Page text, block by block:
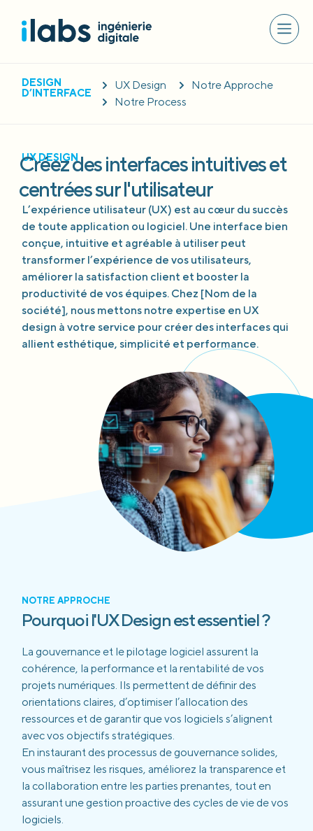
DESIGN
D’INTERFACE
UX Design
Notre Approche
Notre Process
UX DESIGN
Créez des interfaces intuitives et
centrées sur l'utilisateur
L’expérience utilisateur (UX) est au cœur du succès
de toute application ou logiciel. Une interface bien
conçue, intuitive et agréable à utiliser peut
transformer l’expérience de vos utilisateurs,
améliorer la satisfaction client et booster la
productivité de vos équipes. Chez [Nom de la
société], nous mettons notre expertise en UX
design à votre service pour créer des interfaces qui
allient esthétique, simplicité et performance.
NOTRE APPROCHE
Pourquoi l'UX Design est essentiel ?
La gouvernance et le pilotage logiciel assurent la
cohérence, la performance et la rentabilité de vos
projets numériques. Ils permettent de définir des
orientations claires, d’optimiser l’allocation des
ressources et de garantir que vos logiciels s’alignent
avec vos objectifs stratégiques.
En instaurant des processus de gouvernance solides,
vous maîtrisez les risques, améliorez la transparence et
la collaboration entre les parties prenantes, tout en
assurant une gestion proactive des cycles de vie de vos
logiciels.